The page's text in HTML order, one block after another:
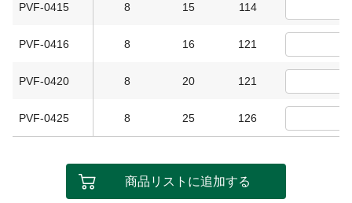
PVF-0415 8 15 114
PVF-0416 8 16 121
PVF-0420 8 20 121
PVF-0425 8 25 126
商品リストに追加する